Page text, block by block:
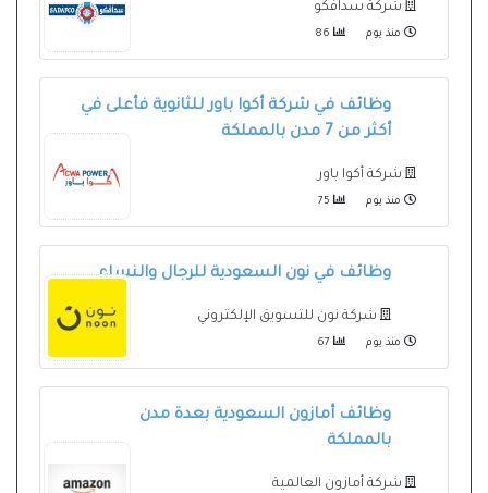
شركة سدافكو
منذ يوم
وظائف في شركة أكوا باور للثانوية فأعلى في
أكثر من 7 مدن بالمملكة
شركة أكوا باور
منذ يوم
وظائف في نون السعودية للرجال والنساء
شركة نون للتسويق الإلكتروني
منذ يوم
وظائف أمازون السعودية بعدة مدن
بالمملكة
شركة أمازون العالمية